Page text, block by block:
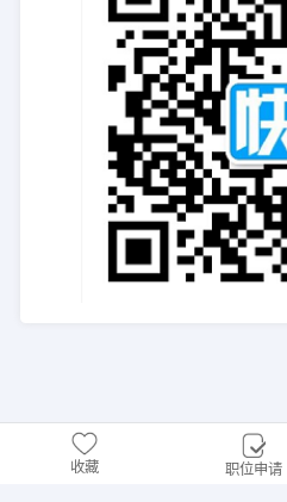
收藏 职位申请